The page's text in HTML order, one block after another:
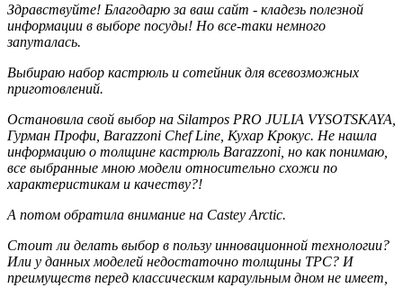
Здравствуйте! Благодарю за ваш сайт - кладезь полезной
информации в выборе посуды! Но все-таки немного
запуталась.
Выбираю набор кастрюль и сотейник для всевозможных
приготовлений.
Остановила свой выбор на Silampos PRO JULIA VYSOTSKAYA,
Гурман Профи, Barazzoni Chef Line, Кухар Крокус. Не нашла
информацию о толщине кастрюль Barazzoni, но как понимаю,
все выбранные мною модели относительно схожи по
характеристикам и качеству?!
А потом обратила внимание на Castey Arctic.
Стоит ли делать выбор в пользу инновационной технологии?
Или у данных моделей недостаточно толщины ТРС? И
преимуществ перед классическим караульным дном не имеет,